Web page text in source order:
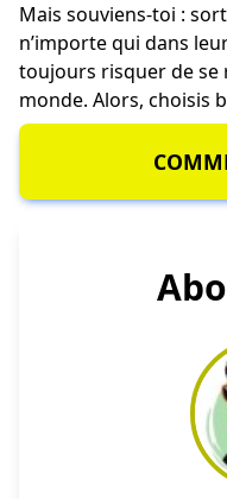
Mais souviens-toi :
n’importe qui dans
toujours risquer de
monde. Alors, choisis